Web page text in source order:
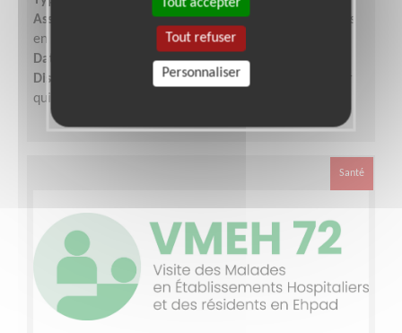
Association :
VMEH 72 Visite des Malades et Résidents
en Hôpitaux et Ehpad
Date :
Disponibilité demandée :une fois par semaine ou par
quinzaine
Santé
Tout accepter
Tout refuser
Personnaliser